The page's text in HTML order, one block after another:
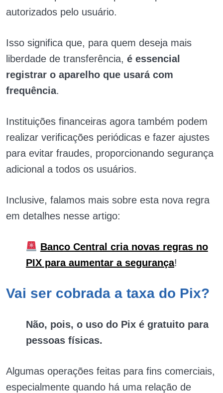
autorizados pelo usuário.
Isso significa que, para quem deseja mais
liberdade de transferência, é essencial
registrar o aparelho que usará com
frequência.
Instituições financeiras agora também podem
realizar verificações periódicas e fazer ajustes
para evitar fraudes, proporcionando segurança
adicional a todos os usuários.
Inclusive, falamos mais sobre esta nova regra
em detalhes nesse artigo:
Banco Central cria novas regras no
PIX para aumentar a segurança!
Vai ser cobrada a taxa do Pix?
Não, pois, o uso do Pix é gratuito para
pessoas físicas.
Algumas operações feitas para fins comerciais,
especialmente quando há uma relação de